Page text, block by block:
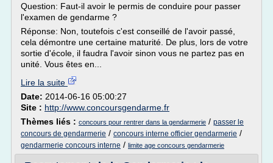
Question: Faut-il avoir le permis de conduire pour passer
l'examen de gendarme ?
Réponse: Non, toutefois c'est conseillé de l'avoir passé,
cela démontre une certaine maturité. De plus, lors de votre
sortie d'école, il faudra l'avoir sinon vous ne partez pas en
unité. Vous êtes en...
Lire la suite
Date: 2014-06-16 05:00:27
Site : http://www.concoursgendarme.fr
Thèmes liés : concours pour rentrer dans la gendarmerie / passer le
concours de gendarmerie / concours interne officier gendarmerie /
gendarmerie concours interne / limite age concours gendarmerie